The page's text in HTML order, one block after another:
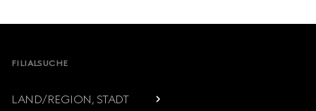
Footer
FILIALSUCHE
LAND/REGION, STADT